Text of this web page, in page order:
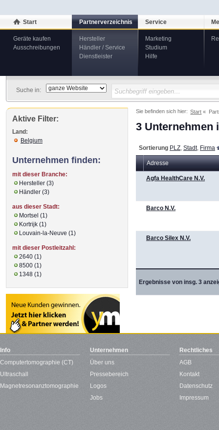
Start
Geräte kaufen
Ausschreibungen
Partnerverzeichnis
Hersteller
Händler / Service
Dienstleister
Service
Marketing
Studium
Hilfe
Suche in:
Sie befinden sich hier: Start
3 Unternehmen
Sortierung PLZ Stadt, Firma
Adresse
Ergebnisse von insg. 3
Agfa HealthCare N.V.
Barco N.V.
Barco Silex N.V.
Aktive Filter:
Land:
Belgium
Unternehmen finden:
mit dieser Branche:
Hersteller (3)
Händler (3)
aus dieser Stadt:
Mortsel (1)
Kortrijk (1)
Louvain-la-Neuve (1)
mit dieser Postleitzahl:
2640 (1)
8500 (1)
1348 (1)
Info
Computertomographie (CT)
Ultraschall
Magnetresonanztomographie
Unternehmen
Über uns
Pressebereich
Logos
Jobs
Rechtliches
AGB
Kontakt
Datenschutz
Impressum